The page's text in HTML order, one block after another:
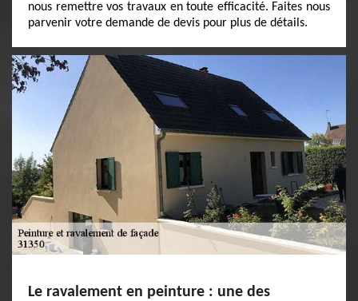
nous remettre vos travaux en toute efficacité. Faites nous
parvenir votre demande de devis pour plus de détails.
Le ravalement en peinture : une des